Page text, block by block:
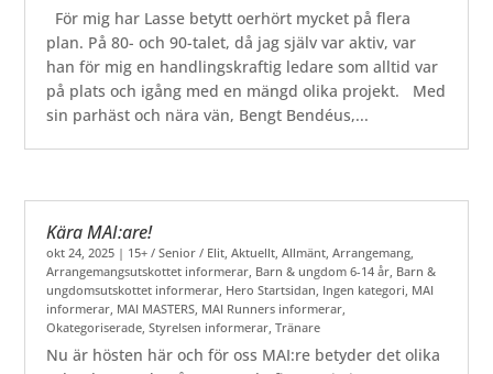
För mig har Lasse betytt oerhört mycket på flera
plan. På 80- och 90-talet, då jag själv var aktiv, var
han för mig en handlingskraftig ledare som alltid var
på plats och igång med en mängd olika projekt. Med
sin parhäst och nära vän, Bengt Bendéus,...
Kära MAI:are!
okt 24, 2025 | 15+ / Senior / Elit ,Aktuellt ,Allmänt ,Arrangemang
Arrangemangsutskottet informerar Barn & ungdom 6-14 år Barn &
ungdomsutskottet informerar Hero Startsidan Ingen kategori MAI
informerar MAI MASTERS MAI Runners informerar
Okategoriserade ,Styrelsen informerar ,Tränare
Nu är hösten här och för oss MAI:re betyder det olika